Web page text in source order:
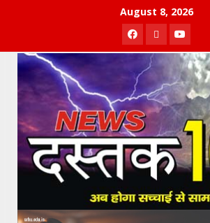
August 8, 2026
Facebook
TwitterYoutube